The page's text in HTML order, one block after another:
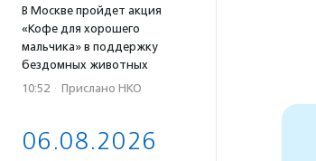
В Москве пройдет акция
«Кофе для хорошего
мальчика» в поддержку
бездомных животных
10:52 · Прислано НКО
06.08.2026